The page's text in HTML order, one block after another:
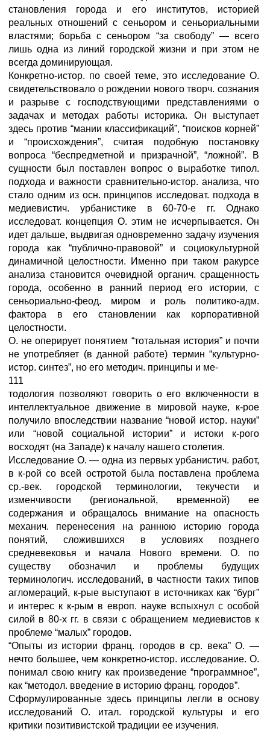
становления города и его институтов, историей
реальных отношений с сеньором и сеньориальными
властями; борьба с сеньором “за свободу” — всего
лишь одна из линий городской жизни и при этом не
всегда доминирующая.
Конкретно-истор. по своей теме, это исследование О.
свидетельствовало о рождении нового творч. сознания
и разрыве с господствующими представлениями о
задачах и методах работы историка. Он выступает
здесь против “мании классификаций”, “поисков корней”
и “происхождения”, считая подобную постановку
вопроса “беспредметной и призрачной”, “ложной”. В
сущности был поставлен вопрос о выработке типол.
подхода и важности сравнительно-истор. анализа, что
стало одним из осн. принципов исследоват. подхода в
медиевистич. урбанистике в 60-70-е гг. Однако
исследоват. концепция О. этим не исчерпывается. Он
идет дальше, выдвигая одновременно задачу изучения
города как “публично-правовой” и социокультурной
динамичной целостности. Именно при таком ракурсе
анализа становится очевидной органич. сращенность
города, особенно в ранний период его истории, с
сеньориально-феод. миром и роль политико-адм.
фактора в его становлении как корпоративной
целостности.
О. не оперирует понятием “тотальная история” и почти
не употребляет (в данной работе) термин “культурно-
истор. синтез”, но его методич. принципы и ме-
111
тодология позволяют говорить о его включенности в
интеллектуальное движение в мировой науке, к-рое
получило впоследствии название “новой истор. науки”
или “новой социальной истории” и истоки к-рого
восходят (на Западе) к началу нашего столетия.
Исследование О. — одна из первых урбанистич. работ,
в к-рой со всей остротой была поставлена проблема
ср.-век. городской терминологии, текучести и
изменчивости (региональной, временной) ее
содержания и обращалось внимание на опасность
механич. перенесения на раннюю историю города
понятий, сложившихся в условиях позднего
средневековья и начала Нового времени. О. по
существу обозначил и проблемы будущих
терминологич. исследований, в частности таких типов
агломераций, к-рые выступают в источниках как “бург”
и интерес к к-рым в европ. науке вспыхнул с особой
силой в 80-х гг. в связи с обращением медиевистов к
проблеме “малых” городов.
“Опыты из истории франц. городов в ср. века” О. —
нечто большее, чем конкретно-истор. исследование. О.
понимал свою книгу как произведение “программное”,
как “методол. введение в историю франц. городов”.
Сформулированные здесь принципы легли в основу
исследований О. итал. городской культуры и его
критики позитивистской традиции ее изучения.